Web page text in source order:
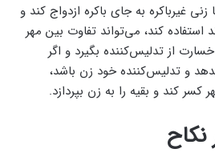
غیرباکره به جای باکره ازدواج کند و
استفاده کند، می‌تواند تفاوت بین مهر
خسارت از تدلیس‌کننده بگیرد و اگر
و تدلیس‌کننده خود زن باشد،
کسر کند و بقیه را به زن بپردازد.